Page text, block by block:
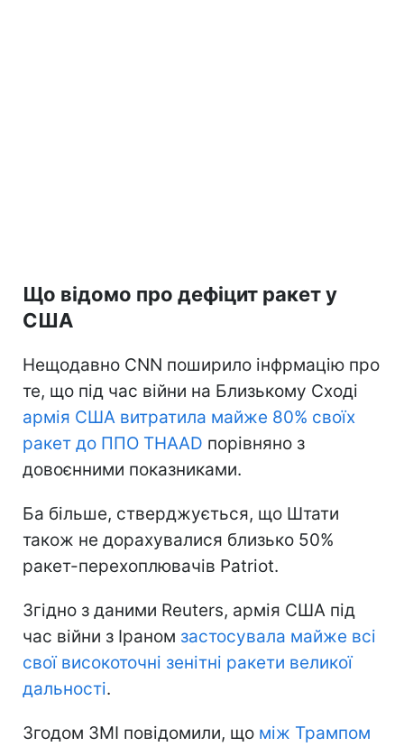
Що відомо про дефіцит ракет у
США
Нещодавно CNN поширило інфрмацію про
те, що під час війни на Близькому Сході
армія США витратила майже 80% своїх
ракет до ППО THAAD порівняно з
довоєнними показниками.
Ба більше, стверджується, що Штати
також не дорахувалися близько 50%
ракет-перехоплювачів Patriot.
Згідно з даними Reuters, армія США під
час війни з Іраном застосувала майже всі
свої високоточні зенітні ракети великої
дальності.
Згодом ЗМІ повідомили, що між Трампом